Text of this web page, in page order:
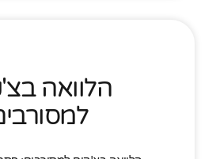
הלוואה